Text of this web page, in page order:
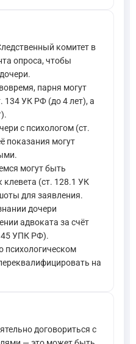
комитет в
опроса, чтобы
парня могут
134 УК РФ (до 4 лет), а
с психологом (ст.
показания могут
могут быть
(ст. 128.1 УК
для заявления.
дочери
адвоката за счёт
45 УПК РФ).
психологическом
на
договориться с